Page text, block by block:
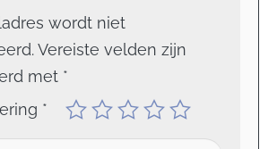
wordt niet
Vereiste velden zijn
met *
*